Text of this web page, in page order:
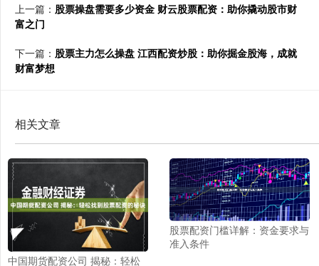
上一篇： 股票操盘需要多少资金 财云股票配资：助你撬动股市财
富之门
下一篇： 股票主力怎么操盘 江西配资炒股：助你掘金股海，成就
财富梦想
相关文章
中国期货配资公司 揭秘：轻松
股票配资门槛详解：资金要求与
准入条件